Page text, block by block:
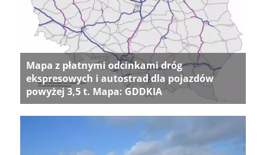
Mapa z płatnymi odcinkami dróg
ekspresowych i autostrad dla pojazdów
powyżej 3,5 t. Mapa: GDDKIA